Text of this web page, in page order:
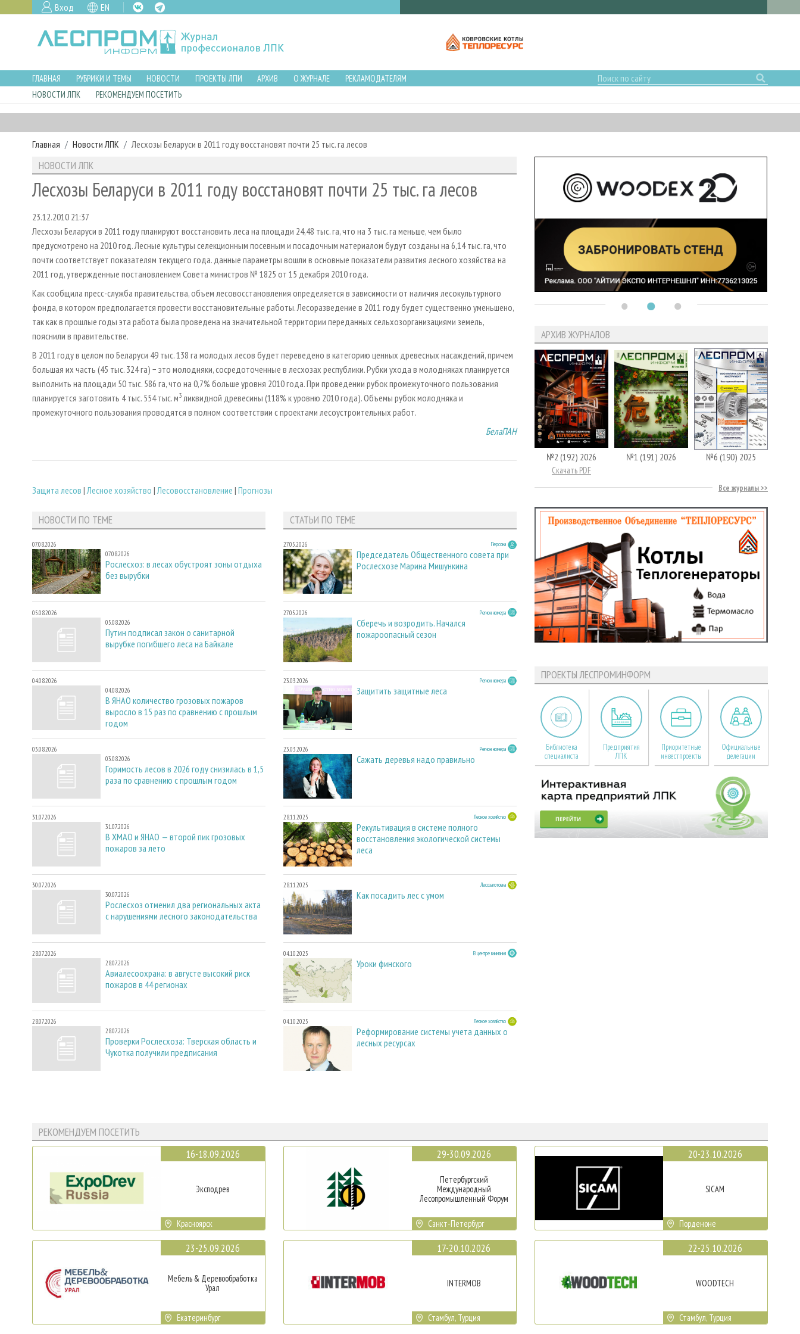
Вход EN
ГЛАВНАЯ РУБРИКИ И ТЕМЫ НОВОСТИ ПРОЕКТЫ ЛПИ АРХИВ О ЖУРНАЛЕ
РЕКЛАМОДАТЕЛЯМ
НОВОСТИ ЛПК
РЕКОМЕНДУЕМ ПОСЕТИТЬ
Главная Новости ЛПК Лесхозы Беларуси в 2011 году восстановят почти 25 тыс. га лесов
НОВОСТИ ЛПК
Лесхозы Беларуси в 2011 году восстановят почти 25 тыс. га лесов
23.12.2010 21:37
Лесхозы Беларуси в 2011 году планируют восстановить леса на площади 24,48 тыс. га, что на 3 тыс. га меньше, чем было
предусмотрено на 2010 год. Лесные культуры селекционным посевным и посадочным материалом будут созданы на 6,14 тыс. га, что
почти соответствует показателям текущего года. данные параметры вошли в основные показатели развития лесного хозяйства на
2011 год, утвержденные постановлением Совета министров № 1825 от 15 декабря 2010 года.
Как сообщила пресс-служба правительства, объем лесовосстановления определяется в зависимости от наличия лесокультурного
фонда, в котором предполагается провести восстановительные работы. Лесоразведение в 2011 году будет существенно уменьшено,
так как в прошлые годы эта работа была проведена на значительной территории переданных сельхозорганизациями земель,
пояснили в правительстве.
В 2011 году в целом по Беларуси 49 тыс. 138 га молодых лесов будет переведено в категорию ценных древесных насаждений, причем
большая их часть (45 тыс. 324 га) − это молодняки, сосредоточенные в лесхозах республики. Рубки ухода в молодняках планируется
выполнить на площади 50 тыс. 586 га, что на 0,7% больше уровня 2010 года. При проведении рубок промежуточного пользования
планируется заготовить 4 тыс. 554 тыс. м3 ликвидной древесины (118% к уровню 2010 года). Объемы рубок молодняка и
промежуточного пользования проводятся в полном соответствии с проектами лесоустроительных работ.
БелаПАН
Защита лесов | Лесное хозяйство | Лесовосстановление | Прогнозы
НОВОСТИ ПО ТЕМЕ
07.08.2026
07.08.2026
Рослесхоз: в лесах обустроят зоны отдыха
без вырубки
05.08.2026
05.08.2026
Путин подписал закон о санитарной
вырубке погибшего леса на Байкале
04.08.2026
04.08.2026
В ЯНАО количество грозовых пожаров
выросло в 15 раз по сравнению с прошлым
годом
03.08.2026
03.08.2026
Горимость лесов в 2026 году снизилась в 1,5
раза по сравнению с прошлым годом
31.07.2026
31.07.2026
В ХМАО и ЯНАО — второй пик грозовых
пожаров за лето
30.07.2026
30.07.2026
Рослесхоз отменил два региональных акта
с нарушениями лесного законодательства
28.07.2026
28.07.2026
Авиалесоохрана: в августе высокий риск
пожаров в 44 регионах
28.07.2026
28.07.2026
Проверки Рослесхоза: Тверская область и
Чукотка получили предписания
СТАТЬИ ПО ТЕМЕ
27.05.2026 Персона
Председатель Общественного совета при
Рослесхозе Марина Мишункина
27.05.2026 Регион номера
Сберечь и возродить. Начался
пожароопасный сезон
23.03.2026 Регион номера
Защитить защитные леса
23.03.2026 Регион номера
Сажать деревья надо правильно
28.11.2025 Лесное хозяйство
Рекультивация в системе полного
восстановления экологической системы
леса
28.11.2025 Лесозаготовка
Как посадить лес с умом
04.10.2025 В центре внимания
Уроки финского
04.10.2025 Лесное хозяйство
Реформирование системы учета данных о
лесных ресурсах
АРХИВ ЖУРНАЛОВ
№2 (192) 2026
Скачать PDF
№1 (191) 2026 №6 (190) 2025
Все журналы
ПРОЕКТЫ ЛЕСПРОМИНФОРМ
Библиотека
специалиста
Предприятия
ЛПК
Приоритетные
инвестпроекты
Официальные
делегации
РЕКОМЕНДУЕМ ПОСЕТИТЬ
16-18.09.2026
Эксподрев
Красноярск
23-25.09.2026
Мебель & Деревообработка
Урал
Екатеринбург
29-30.09.2026
Петербургский
Международный
Лесопромышленный Форум
Санкт-Петербург
17-20.10.2026
INTERMOB
Стамбул, Турция
20-23.10.2026
SICAM
Порденоне
22-25.10.2026
WOODTECH
Стамбул, Турция